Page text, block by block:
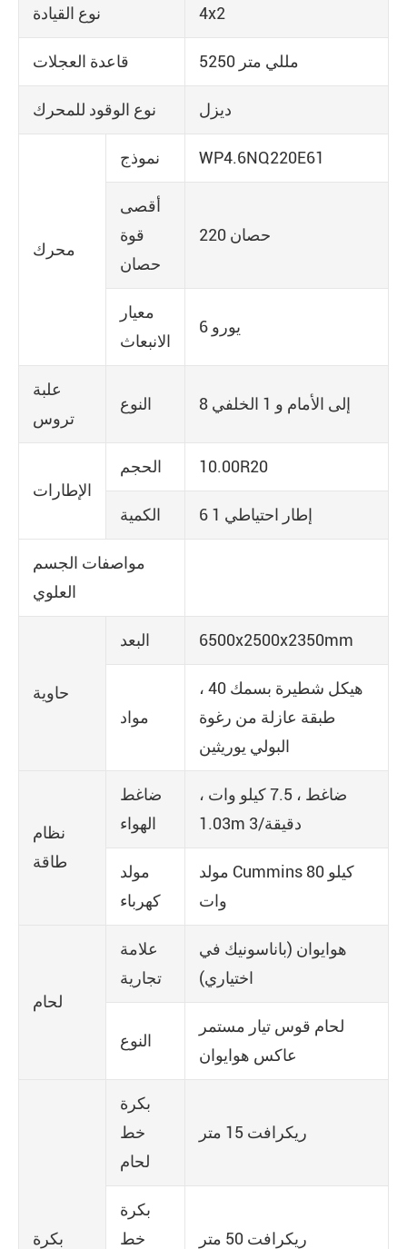
نوع القيادة 4x2
قاعدة العجلات 5250 مللي متر
نوع الوقود للمحرك ديزل
محرك
نموذج WP4.6NQ220E61
أقصى
قوة
حصان
220 حصان
معيار
الانبعاث
6 يورو
علبة
تروس
النوع 8 إلى الأمام و 1 الخلفي
الإطارات
الحجم 10.00R20
الكمية 6 1 إطار احتياطي
مواصفات الجسم
العلوي
حاوية
البعد 6500x2500x2350mm
مواد
هيكل شطيرة بسمك 40 ،
طبقة عازلة من رغوة
البولي يوريثين
نظام
طاقة
ضاغط
الهواء
ضاغط ، 7.5 كيلو وات ،
1.03m 3/دقيقة
مولد
كهرباء
مولد Cummins 80 كيلو
وات
لحام
علامة
تجارية
هوايوان (باناسونيك في
اختياري)
النوع
لحام قوس تيار مستمر
عاكس هوايوان
بكرة
بكرة
خط
لحام
ريكرافت 15 متر
بكرة
خط
ريكرافت 50 متر